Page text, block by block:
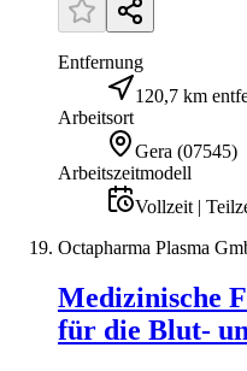
Entfernung
120,7 km
Arbeitsort
Gera (07545)
Arbeitszeitmodell
Vollzeit |
Octapharma Plasma
Medizinische
für die Blut-